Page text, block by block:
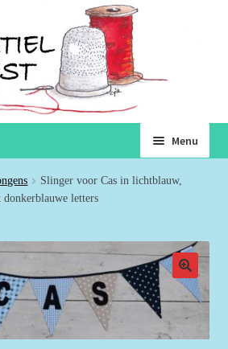
Menu
Slinger voor Cas in lichtblauw,
letters